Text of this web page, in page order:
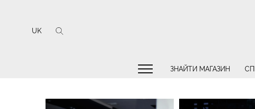
UK
ЗНАЙТИ МАГАЗИН